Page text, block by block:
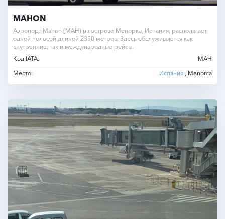
MAHON
Аэропорт Мahon (MAH) на острове Менорка, Испания, располагает
одной полосой длиной 2350 метров. Здесь обслуживаются как
внутренние, так и международные рейсы.
Код IATA:
MAH
Место:
Испания , Menorca